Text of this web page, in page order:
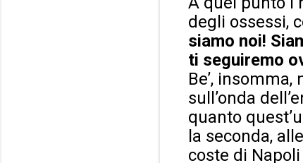
degli ossessi,
siamo noi!
ti seguiremo
Be’,
sull’onda
quanto
la seconda,
coste di